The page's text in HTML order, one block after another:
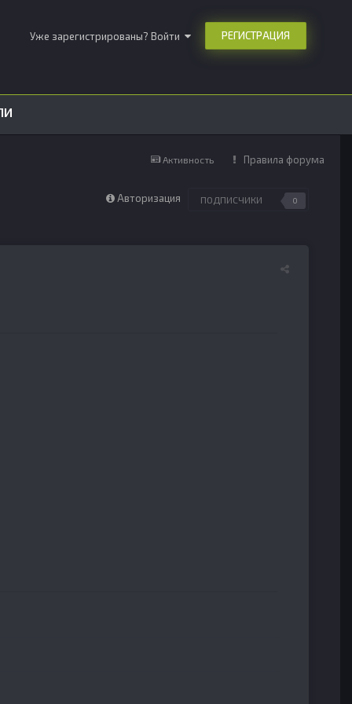
Уже зарегистрированы? Войти РЕГИСТРАЦИЯ
Активность Правила форума
Авторизация ПОДПИСЧИКИ 0